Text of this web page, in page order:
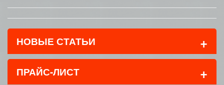
НОВЫЕ СТАТЬИ +
ПРАЙС-ЛИСТ +